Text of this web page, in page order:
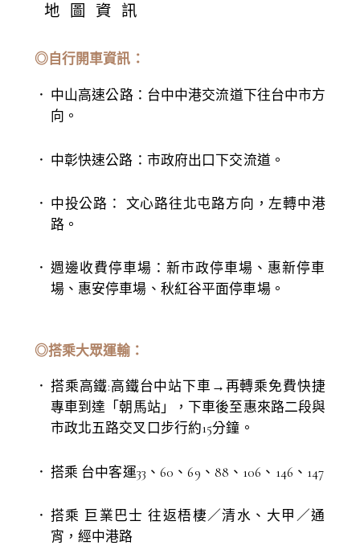
地圖資訊
◎自行開車資訊：
中山高速公路：台中中港交流道下往台中市方
向。
中彰快速公路：市政府出口下交流道。
中投公路： 文心路往北屯路方向，左轉中港
路。
週邊收費停車場：新市政停車場、惠新停車
場、惠安停車場、秋紅谷平面停車場。
◎搭乘大眾運輸：
搭乘高鐵:高鐵台中站下車→再轉乘免費快捷
專車到達「朝馬站」，下車後至惠來路二段與
市政北五路交叉口步行約15分鐘。
搭乘 台中客運33、60、69、88、106、146、147
搭乘 巨業巴士 往返梧棲／清水、大甲／通
宵，經中港路